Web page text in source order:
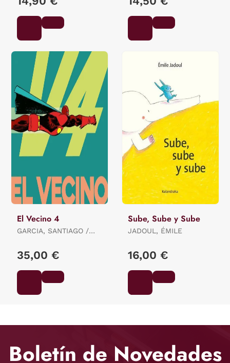
El Vecino 4
GARCIA, SANTIAGO /
35,00 €
Sube, Sube y Sube
JADOUL, ÉMILE
16,00 €
Boletín de Novedades